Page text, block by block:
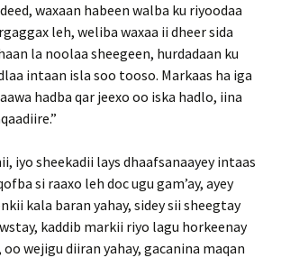
waxaan habeen walba ku riyoodaa
leh, weliba waxaa ii dheer sida
la noolaa sheegeen, hurdadaan ku
intaan isla soo tooso. Markaas ha iga
hadba qar jeexo oo iska hadlo, iina
iyo sheekadii lays dhaafsanaayey intaas
si raaxo leh doc ugu gam’ay, ayey
kala baran yahay, sidey sii sheegtay
kaddib markii riyo lagu horkeenay
oo wejigu diiran yahay, gacanina maqan